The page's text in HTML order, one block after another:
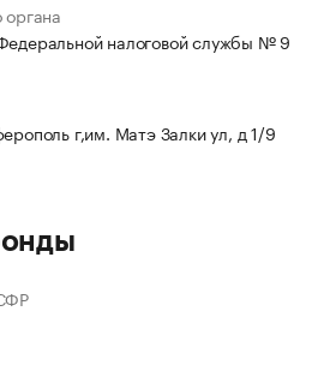
налоговой службы № 9
г,им. Матэ Залки ул, д 1/9